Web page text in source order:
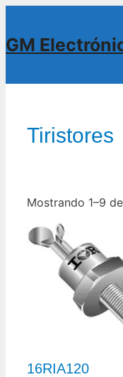
contenido
GM
Tiristores
Mostrando 1–9
16RIA120